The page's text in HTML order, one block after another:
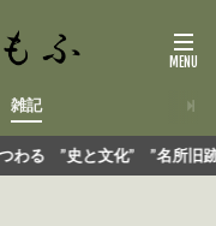
雑記
文化” ”名所旧跡” ”食